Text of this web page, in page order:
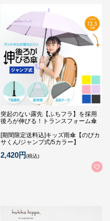
突起のない露先【ふちフラ】を採用
後ろが伸びる！トランスフォーム傘
[期間限定送料込]キッズ雨傘【のびカ
サくん/ジャンプ式/5カラー】
2,420円(税込)